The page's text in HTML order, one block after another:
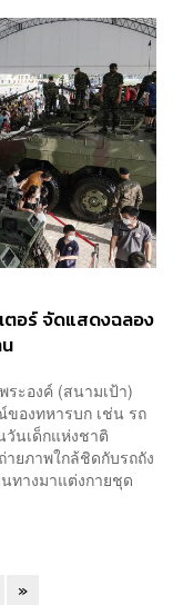
ตอร์ จัดแสดงฉลอง
ะองค์ (สนามเป้า)
องทหารบก เช่น รถ
วันเด็กแห่งชาติ
ยภาพใกล้ชิดกับรถถัง
ทางมาแต่งกายชุด
»